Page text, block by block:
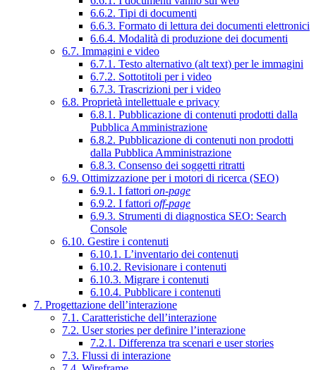
6.6.2. Tipi di documenti
6.6.3. Formato di lettura dei documenti elettronici
6.6.4. Modalità di produzione dei documenti
6.7. Immagini e video
6.7.1. Testo alternativo (alt text) per le immagini
6.7.2. Sottotitoli per i video
6.7.3. Trascrizioni per i video
6.8. Proprietà intellettuale e privacy
6.8.1. Pubblicazione di contenuti prodotti dalla
Pubblica Amministrazione
6.8.2. Pubblicazione di contenuti non prodotti
dalla Pubblica Amministrazione
6.8.3. Consenso dei soggetti ritratti
6.9. Ottimizzazione per i motori di ricerca (SEO)
6.9.1. I fattori on-page
6.9.2. I fattori off-page
6.9.3. Strumenti di diagnostica SEO: Search
Console
6.10. Gestire i contenuti
6.10.1. L’inventario dei contenuti
6.10.2. Revisionare i contenuti
6.10.3. Migrare i contenuti
6.10.4. Pubblicare i contenuti
7. Progettazione dell’interazione
7.1. Caratteristiche dell’interazione
7.2. User stories per definire l’interazione
7.2.1. Differenza tra scenari e user stories
7.3. Flussi di interazione